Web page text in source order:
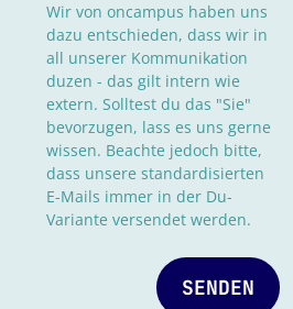
Wir von oncampus haben uns
dazu entschieden, dass wir in
all unserer Kommunikation
duzen - das gilt intern wie
extern. Solltest du das "Sie"
bevorzugen, lass es uns gerne
wissen. Beachte jedoch bitte,
dass unsere standardisierten
E-Mails immer in der Du-
Variante versendet werden.
SENDEN